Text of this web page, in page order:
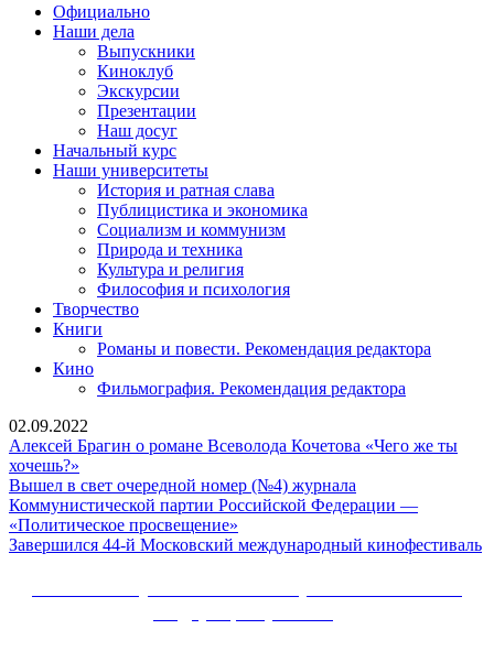
Официально
Наши дела
Выпускники
Киноклуб
Экскурсии
Презентации
Наш досуг
Начальный курс
Наши университеты
История и ратная слава
Публицистика и экономика
Социализм и коммунизм
Природа и техника
Культура и религия
Философия и психология
Творчество
Книги
Романы и повести. Рекомендация редактора
Кино
Фильмография. Рекомендация редактора
02.09.2022
Алексей Брагин о романе Всеволода Кочетова «Чего же ты
хочешь?»
Брагин
о
романе
Всеволода
же
Вышел в свет очередной номер (№4) журнала
Коммунистической партии Российской Федерации —
«Политическое просвещение»
в
номер
(№4)
Завершился 44-й Московский международный кинофестиваль